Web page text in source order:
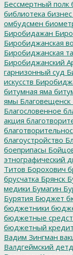
Бессмертный полк
библиотека бизнес
омбудсмен
Биробидажан
Биробиджанская
Биробиджанская
Биробиджанский
гарнизонный суд
искусств
битумная яма
ямы Благовещенск
Благословенное
акция
благоустройство
боеприпасы
этнографический
Титов Борохович
брусчатка Брянск
медики Бумагин
Бурятия Бюджет
бюджетники
бюджетные
бюджетный кредит
Вадим Зингман
Валдгеймский